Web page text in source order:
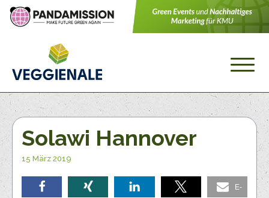
Solawi Hannover
15 März 2019
E-